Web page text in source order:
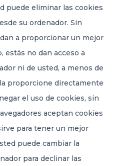
puede eliminar las cookies
su ordenador. Sin
a proporcionar un mejor
estás no dan acceso a
ni de usted, a menos de
proporcione directamente
el uso de cookies, sin
aceptan cookies
para tener un mejor
puede cambiar la
para declinar las